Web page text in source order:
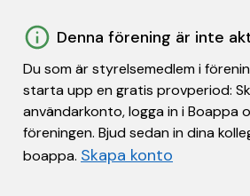
Denna förening är inte
Du som är styrelsemedlem i
starta upp en gratis provperiod:
användarkonto, logga in i Boappa
föreningen. Bjud sedan in dina
boappa. Skapa konto